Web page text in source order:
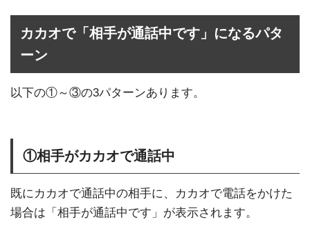
カカオで「相手が通話中です」になるパタ
ーン
以下の①～③の3パターンあります。
①相手がカカオで通話中
既にカカオで通話中の相手に、カカオで電話をかけた
場合は「相手が通話中です」が表示されます。